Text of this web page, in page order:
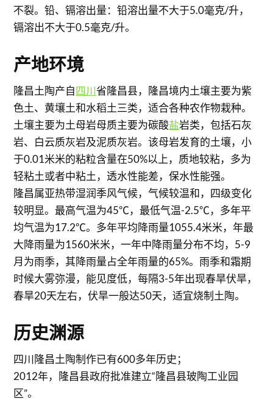
不裂。铅、镉溶出量：铅溶出量不大于5.0毫克/升，
镉溶出不大于0.5毫克/升。
产地环境
隆昌土陶产自四川省隆昌县，隆昌境内土壤主要为紫
色土、黄壤土和水稻土三类，适合各种农作物栽种。
土壤主要为土母岩母质主要为碳酸盐岩类，包括石灰
岩、白云质灰岩及泥质灰岩。该母岩发育的土壤，小
于0.01米米的粘粒含量在50%以上，质地较粘，多为
轻粘土或者中粘土，透水性能差，保水性能强。
隆昌属亚热带湿润季风气候，气候较温和，四级变化
较明显。最高气温为45℃，最低气温-2.5℃，多年平
均气温为17.2℃。多年平均降雨量1055.4米米，年最
大降雨量为1560米米，一年中降雨量分布不均，5-9
月为雨季，其降雨量占全年雨量的65%。雨季和霜期
时候大雾弥漫，能见度低，每隔3-5年出现春旱伏旱，
春旱20天左右，伏旱一般达50天，适宜烧制土陶。
历史渊源
四川隆昌土陶制作已有600多年历史；
2012年，隆昌县政府批准建立“隆昌县玻陶工业园
区”。